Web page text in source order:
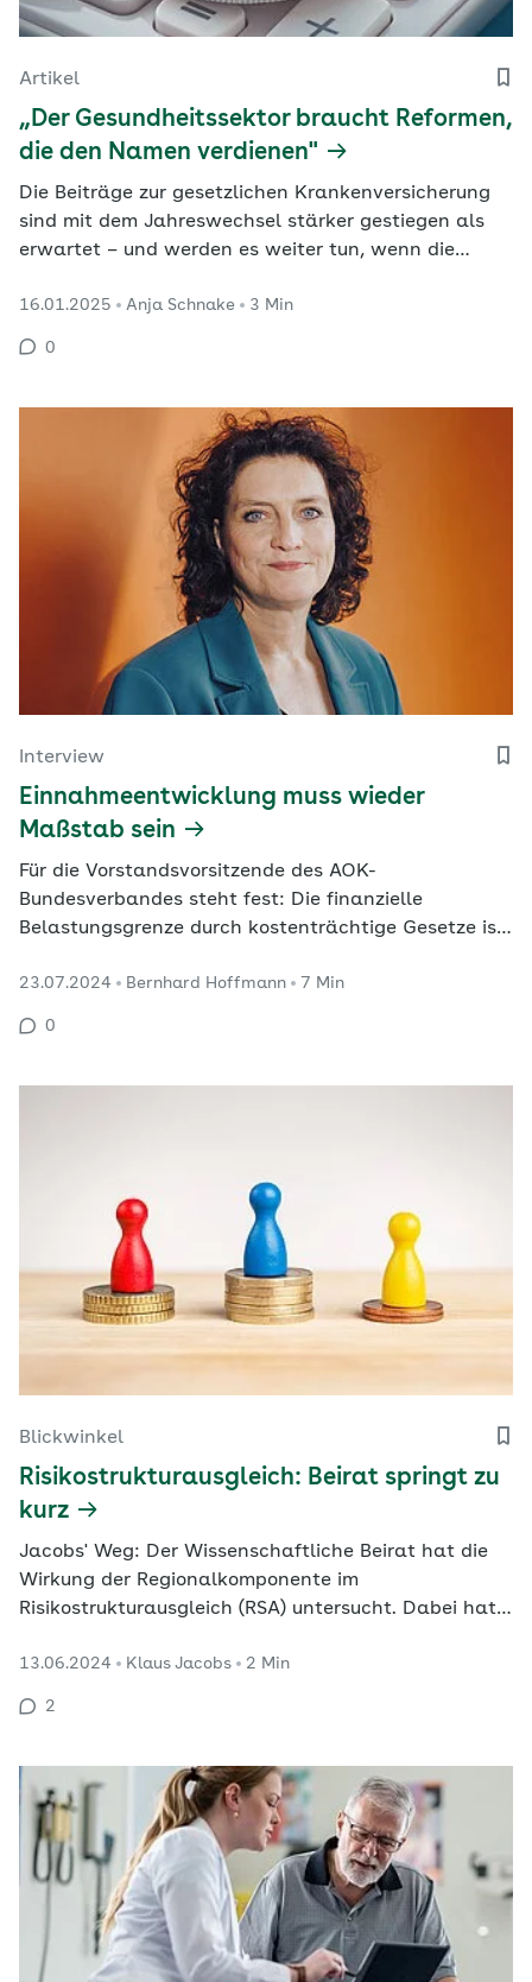
Artikel
„Der Gesundheitssektor braucht Reformen,
die den Namen verdienen"
Die Beiträge zur gesetzlichen Krankenversicherung
sind mit dem Jahreswechsel stärker gestiegen als
erwartet – und werden es weiter tun, wenn die
Kieler Ökonom Jens Boysen-Hogrefe. Eine Analyse
mit Blick auf den Kliniksektor.
16.01.2025 Anja Schnake 3 Min
0
Interview
Einnahmeentwicklung muss wieder
Maßstab sein
Für die Vorstandsvorsitzende des AOK-
Bundesverbandes steht fest: Die finanzielle
Belastungsgrenze durch kostenträchtige Gesetze ist
erreicht. Im Interview mahnt Carola Reimann die
Ampelkoalition, überfällige Strukturreformen endlich
23.07.2024 Bernhard Hoffmann 7 Min
0
Blickwinkel
Risikostrukturausgleich: Beirat springt zu
kurz
Jacobs' Weg: Der Wissenschaftliche Beirat hat die
Wirkung der Regionalkomponente im
Risikostrukturausgleich (RSA) untersucht. Dabei hat
den RSA überhaupt gibt.
13.06.2024 Klaus Jacobs 2 Min
2